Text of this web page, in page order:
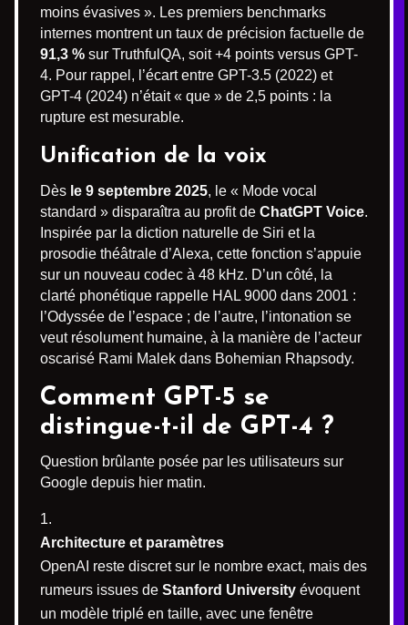
moins évasives ». Les premiers benchmarks
internes montrent un taux de précision factuelle de
91,3 % sur TruthfulQA, soit +4 points versus GPT-
4. Pour rappel, l’écart entre GPT-3.5 (2022) et
GPT-4 (2024) n’était « que » de 2,5 points : la
rupture est mesurable.
Unification de la voix
Dès le 9 septembre 2025, le « Mode vocal
standard » disparaîtra au profit de ChatGPT Voice.
Inspirée par la diction naturelle de Siri et la
prosodie théâtrale d’Alexa, cette fonction s’appuie
sur un nouveau codec à 48 kHz. D’un côté, la
clarté phonétique rappelle HAL 9000 dans 2001 :
l’Odyssée de l’espace ; de l’autre, l’intonation se
veut résolument humaine, à la manière de l’acteur
oscarisé Rami Malek dans Bohemian Rhapsody.
Comment GPT-5 se
distingue-t-il de GPT-4 ?
Question brûlante posée par les utilisateurs sur
Google depuis hier matin.
Architecture et paramètres
OpenAI reste discret sur le nombre exact, mais des
rumeurs issues de Stanford University évoquent
un modèle triplé en taille, avec une fenêtre